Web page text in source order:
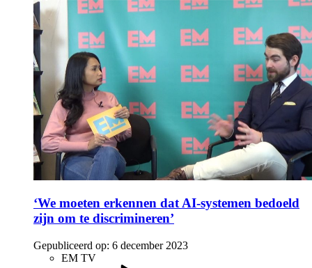
‘We moeten erkennen dat AI-systemen bedoeld
zijn om te discrimineren’
Gepubliceerd op: 6 december 2023
EM TV